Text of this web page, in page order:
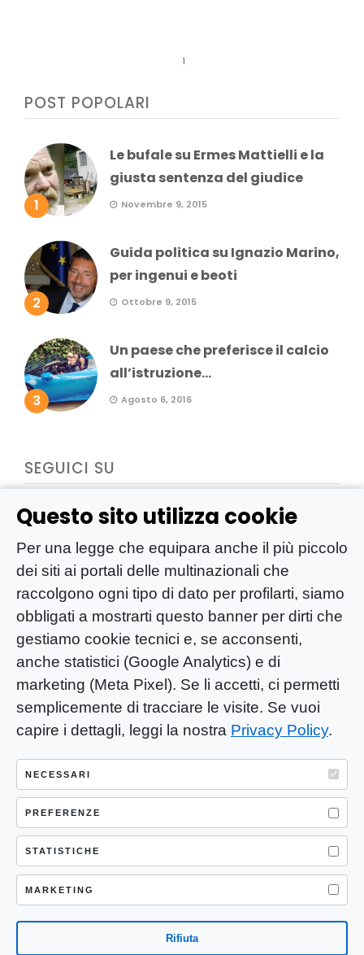
Questo sito utilizza cookie
Per una legge che equipara anche il più piccolo
dei siti ai portali delle multinazionali che
raccolgono ogni tipo di dato per profilarti, siamo
obbligati a mostrarti questo banner per dirti che
gestiamo cookie tecnici e, se acconsenti,
anche statistici (Google Analytics) e di
marketing (Meta Pixel). Se li accetti, ci permetti
semplicemente di tracciare le visite. Se vuoi
capire i dettagli, leggi la nostra Privacy Policy.
NECESSARI
PREFERENZE
STATISTICHE
MARKETING
Rifiuta
1
POST POPOLARI
1
Le bufale su Ermes Mattielli e la
giusta sentenza del giudice
Novembre 9, 2015
2
Guida politica su Ignazio Marino,
per ingenui e beoti
Ottobre 9, 2015
3
Un paese che preferisce il calcio
all’istruzione...
Agosto 6, 2016
SEGUICI SU
YOU-ng Slow Journalism è una testata
giornalistica di proprietà di Mastino S.R.L.
Registrazione presso Trib. Santa Maria
Capua Vetere (CE) n° 900 del 31/01/2025 |
ISSN 3103-4683
P.IVA: 04755530617
Sede Legale: CASERTA – VIA LORENZO MARIA
NERONI 11 CAP 81100